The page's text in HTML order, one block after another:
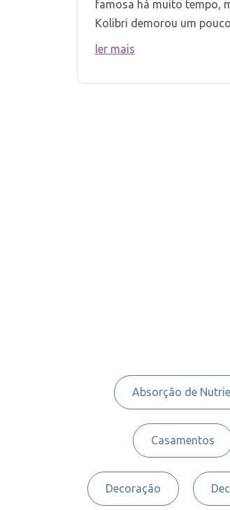
famosa há muito tempo,
Kolibri demorou um
ler mais
Absorção de
Casamentos
Decoração